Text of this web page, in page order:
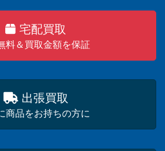
宅配買取
料＆買取金額を保証
出張買取
商品をお持ちの方に